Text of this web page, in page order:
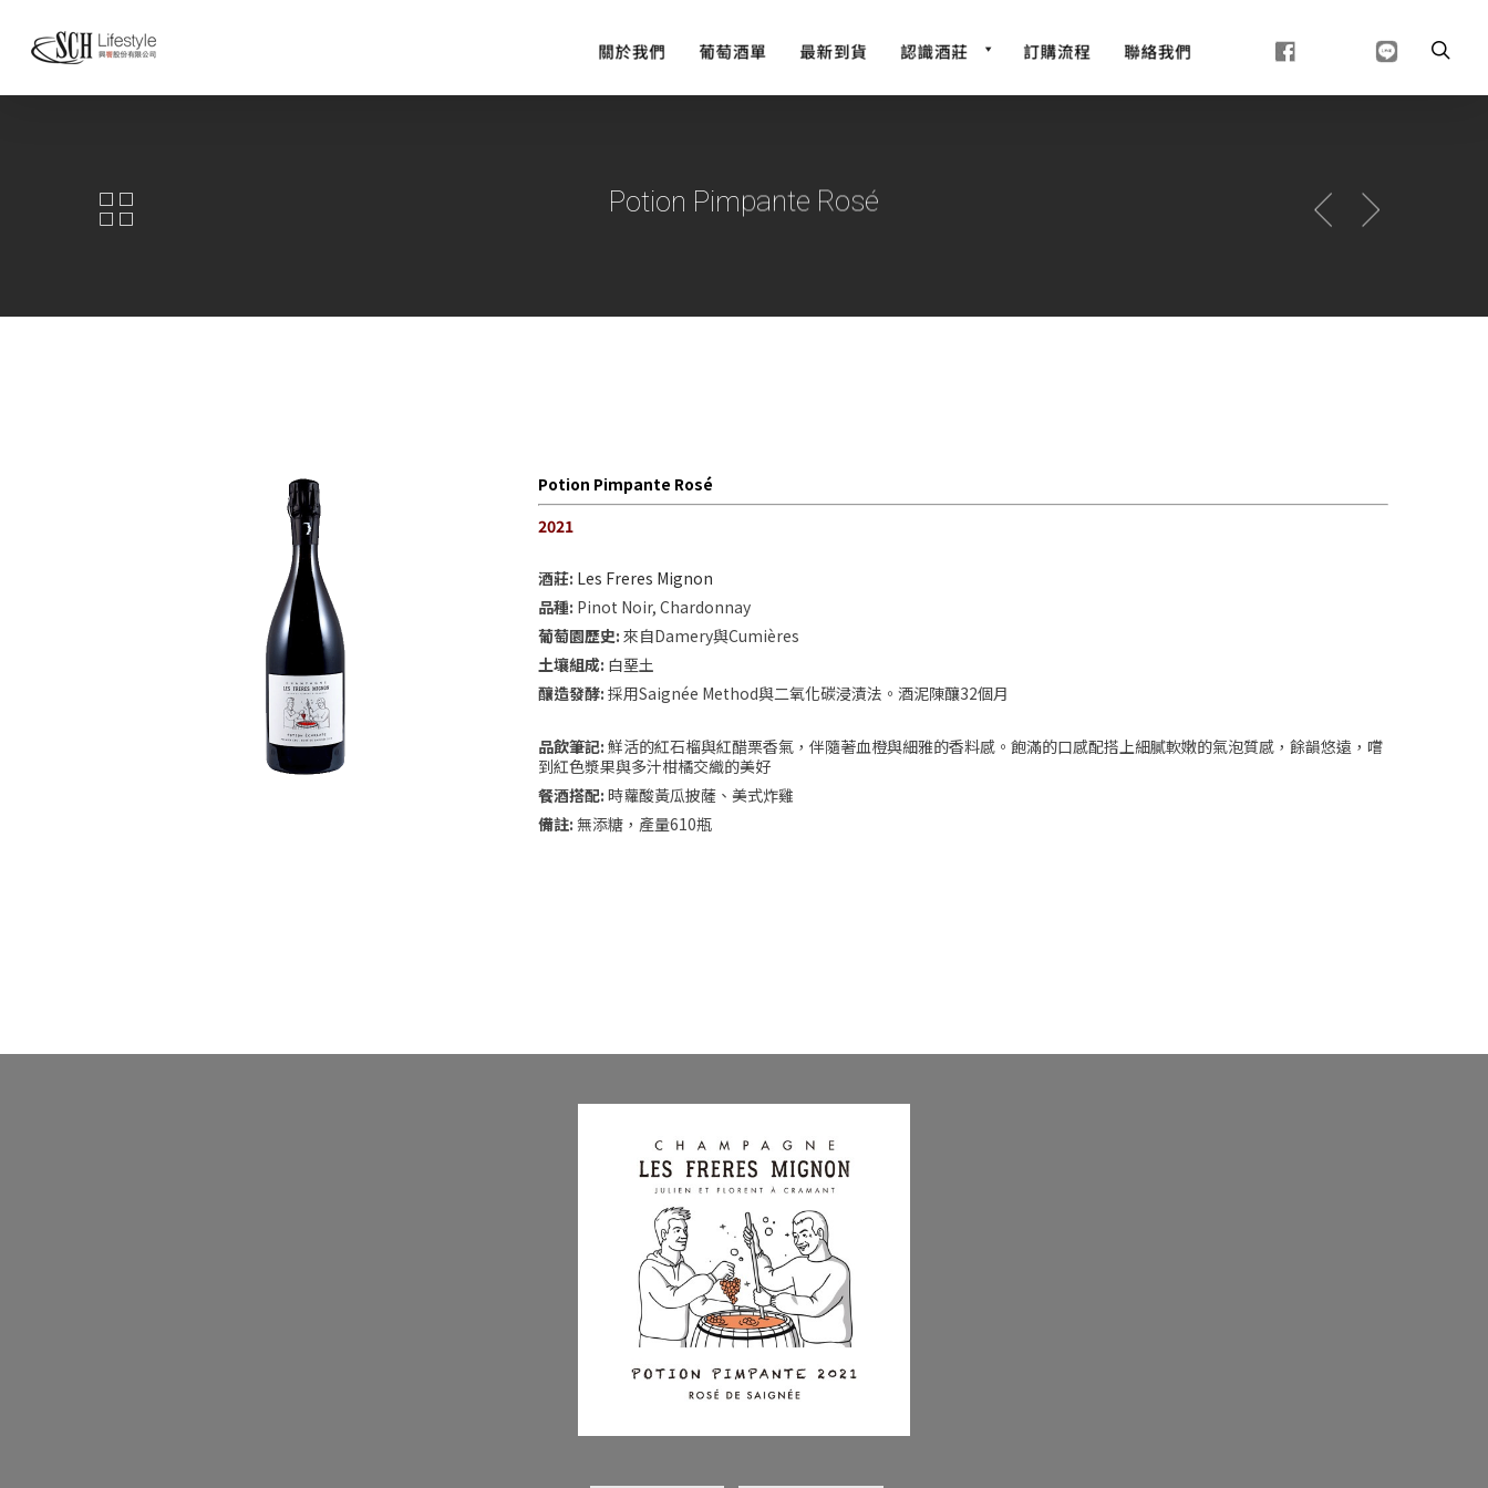
Potion Pimpante Rosé
Potion Pimpante Rosé
2021
酒莊: Les Freres Mignon
品種: Pinot Noir, Chardonnay
葡萄園歷史: 來自Damery與Cumières
土壤組成: 白堊土
釀造發酵: 採用Saignée Method與二氧化碳浸漬法。酒泥陳釀32個月
品飲筆記: 鮮活的紅石榴與紅醋栗香氣，伴隨著血橙與細雅的香料感。飽滿的口感配搭上細膩軟嫩的氣泡質感，餘韻悠遠，嚐
到紅色漿果與多汁柑橘交織的美好
餐酒搭配: 時蘿酸黃瓜披薩、美式炸雞
備註: 無添糖，產量610瓶